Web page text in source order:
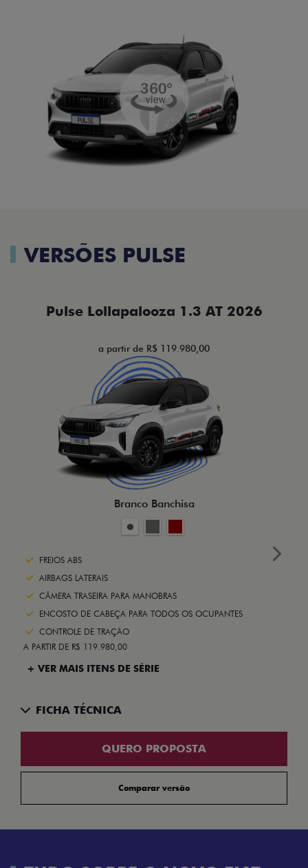
VERSÕES PULSE
Pulse Lollapalooza 1.3 AT 2026
a partir de R$ 119.980,00
Branco Banchisa
FREIOS ABS
AIRBAGS LATERAIS
CÂMERA TRASEIRA PARA MANOBRAS
ENCOSTO DE CABEÇA PARA TODOS OS OCUPANTES
CONTROLE DE TRAÇÃO
A PARTIR DE R$ 119.980,00
+ VER MAIS ITENS DE SÉRIE
FICHA TÉCNICA
QUERO PROPOSTA
Comparar versão
Next